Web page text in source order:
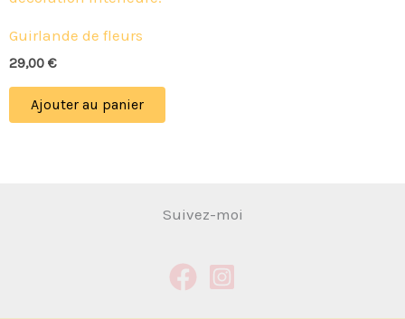
Guirlande de fleurs
29,00 €
Ajouter au panier
Suivez-moi